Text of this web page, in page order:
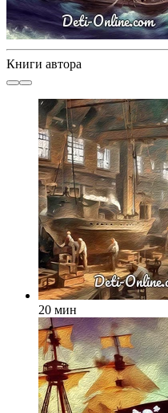
Книги автора
20 мин